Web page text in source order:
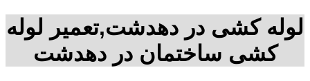
لوله کشی در دهدشت,تعمیر لوله
کشی ساختمان در دهدشت